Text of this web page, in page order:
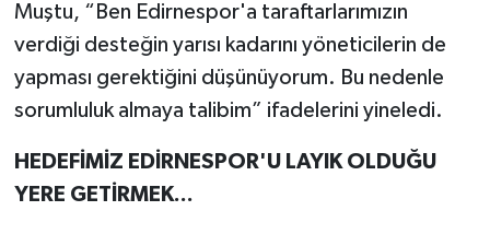
Muştu, “Ben Edirnespor'a taraftarlarımızın
verdiği desteğin yarısı kadarını yöneticilerin de
yapması gerektiğini düşünüyorum. Bu nedenle
sorumluluk almaya talibim” ifadelerini yineledi.
HEDEFİMİZ EDİRNESPOR'U LAYIK OLDUĞU
YERE GETİRMEK...